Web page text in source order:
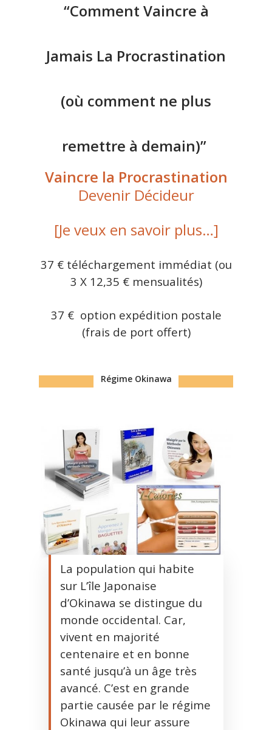
“Comment Vaincre à
Jamais La Procrastination
(où comment ne plus
remettre à demain)”
Vaincre la Procrastination
Devenir Décideur
[Je veux en savoir plus…]
37 € téléchargement immédiat (ou
3 X 12,35 € mensualités)
37 € option expédition postale
(frais de port offert)
Régime Okinawa
La population qui habite
sur L’île Japonaise
d’Okinawa se distingue du
monde occidental. Car,
vivent en majorité
centenaire et en bonne
santé jusqu’à un âge très
avancé. C’est en grande
partie causée par le régime
Okinawa qui leur assure